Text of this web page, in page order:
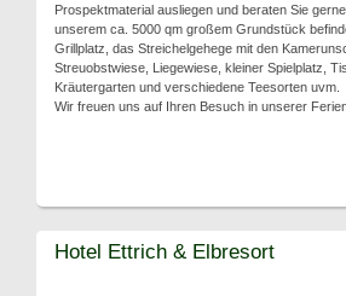
Prospektmaterial ausliegen und beraten Sie
unserem ca. 5000 qm großem Grundstück
Grillplatz, das Streichelgehege mit den
Streuobstwiese, Liegewiese, kleiner Spielplatz,
Kräutergarten und verschiedene Teesorten uvm.
Wir freuen uns auf Ihren Besuch in unserer
Hotel Ettrich & Elbresort